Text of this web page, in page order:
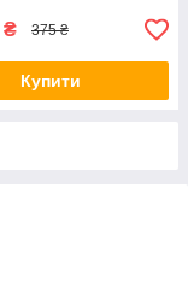
₴ 375 ₴
Купити